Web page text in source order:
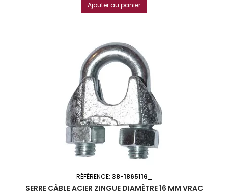
Ajouter au panier
RÉFÉRENCE: 38-1865116_
SERRE CÂBLE ACIER ZINGUE DIAMÈTRE 16 MM VRAC